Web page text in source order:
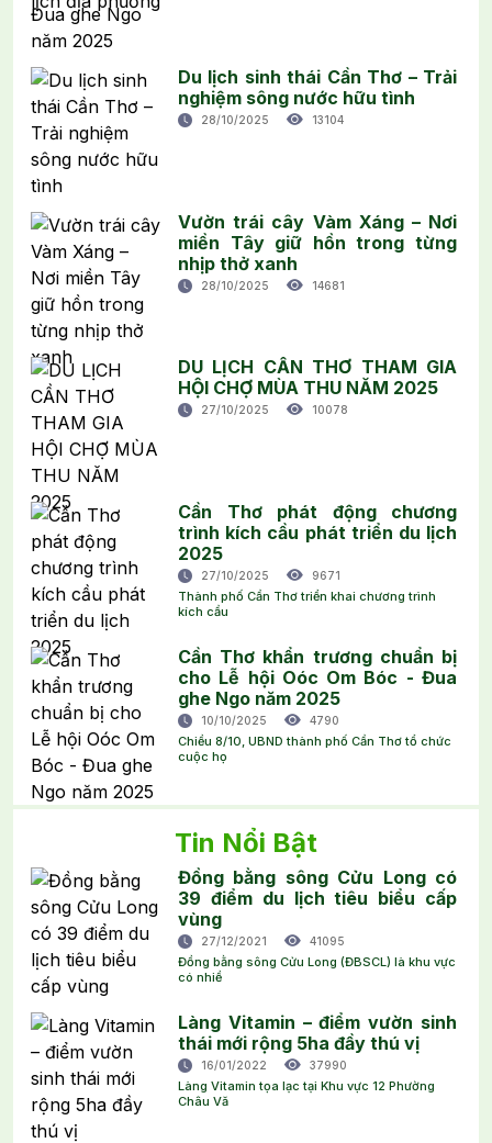
Du lịch sinh thái Cần Thơ – Trải
nghiệm sông nước hữu tình
28/10/2025 13104
Vườn trái cây Vàm Xáng – Nơi
miền Tây giữ hồn trong từng
nhịp thở xanh
28/10/2025 14681
DU LỊCH CẦN THƠ THAM GIA
HỘI CHỢ MÙA THU NĂM 2025
27/10/2025 10078
Cần Thơ phát động chương
trình kích cầu phát triển du lịch
2025
27/10/2025 9671
Thành phố Cần Thơ triển khai chương trình
kích cầu
Cần Thơ khẩn trương chuẩn bị
cho Lễ hội Oóc Om Bóc - Đua
ghe Ngo năm 2025
10/10/2025 4790
Chiều 8/10, UBND thành phố Cần Thơ tổ chức
cuộc họ
Tin Nổi Bật
Đồng bằng sông Cửu Long có
39 điểm du lịch tiêu biểu cấp
vùng
27/12/2021 41095
Đồng bằng sông Cửu Long (ĐBSCL) là khu vực
có nhiề
Làng Vitamin – điểm vườn sinh
thái mới rộng 5ha đầy thú vị
16/01/2022 37990
Làng Vitamin tọa lạc tại Khu vực 12 Phường
Châu Vă